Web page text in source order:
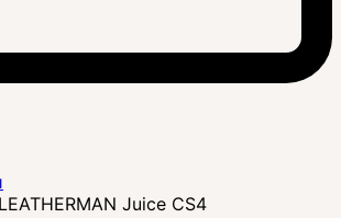
Juice CS4